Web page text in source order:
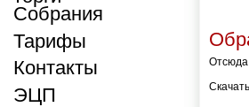
Собрания
Тарифы
Контакты
ЭЦП
Отсюда